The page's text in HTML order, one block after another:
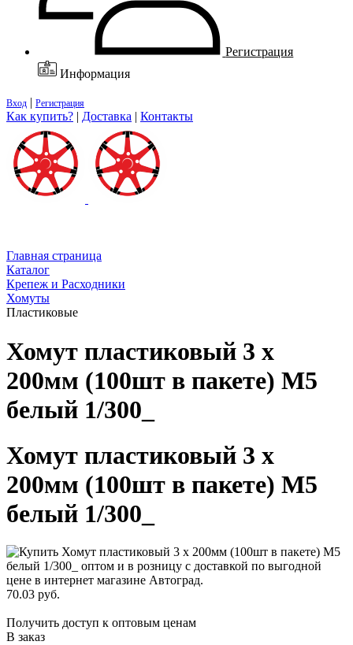
Регистрация
Информация
Вход | Регистрация
Как купить? | Доставка | Контакты
Главная страница
Каталог
Крепеж и Расходники
Хомуты
Пластиковые
Хомут пластиковый 3 х
200мм (100шт в пакете) М5
белый 1/300_
Хомут пластиковый 3 х
200мм (100шт в пакете) М5
белый 1/300_
70.03 руб.
Получить доступ к оптовым ценам
В заказ